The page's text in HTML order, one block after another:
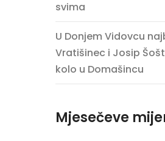
svima
U Donjem Vidovcu
Vratišinec i Josip
kolo u Domašincu
Mjesečeve